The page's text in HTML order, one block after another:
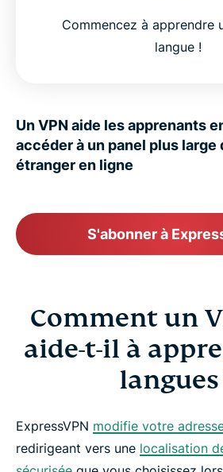
Commencez à apprendre
langue !
Un VPN aide les apprenants
accéder à un panel plus large
étranger en ligne
S'abonner à
Comment un
aide-t-il à
langues
ExpressVPN modifie votre
redirigeant vers une localisation